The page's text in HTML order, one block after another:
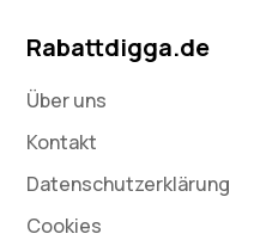
Rabattdigga.de
Über uns
Kontakt
Datenschutz­erklärung
Cookies